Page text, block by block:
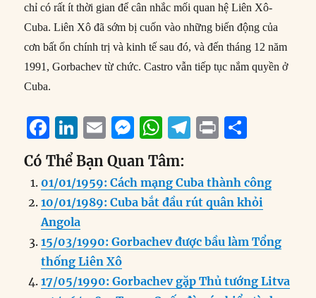
chỉ có rất ít thời gian để cân nhắc mối quan hệ Liên Xô-
Cuba. Liên Xô đã sớm bị cuốn vào những biến động của
cơn bất ổn chính trị và kinh tế sau đó, và đến tháng 12 năm
1991, Gorbachev từ chức. Castro vẫn tiếp tục nắm quyền ở
Cuba.
F
a
c
e
b
o
o
k
Li
n
k
e
d
I
n
E
m
ai
l
M
ss
e
n
g
W
h
at
s
A
p
T
e
g
r
a
P
n
t
a
re
Có Thể Bạn Quan Tâm:
01/01/1959: Cách mạng Cuba thành công
10/01/1989: Cuba bắt đầu rút quân khỏi
Angola
15/03/1990: Gorbachev được bầu làm Tổng
thống Liên Xô
17/05/1990: Gorbachev gặp Thủ tướng Litva